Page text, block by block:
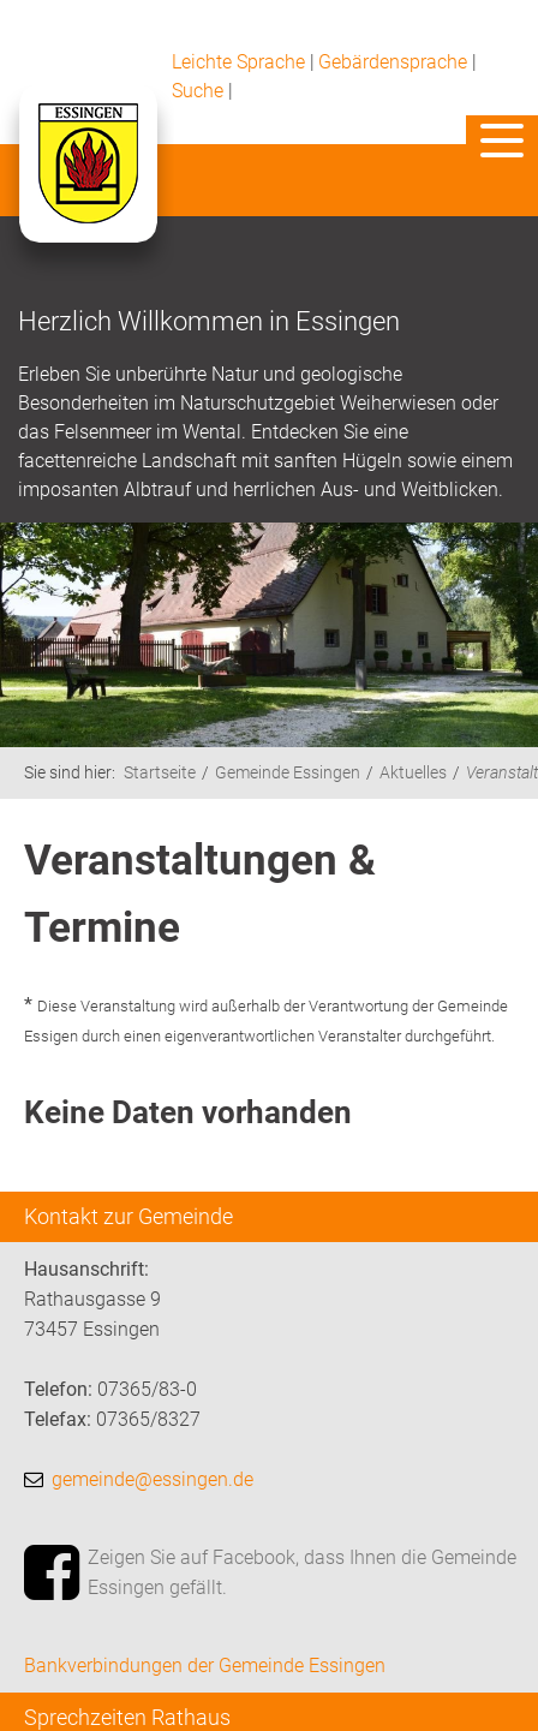
Leichte Sprache | Gebärdensprache |
Suche |
Herzlich Willkommen in Essingen
Erleben Sie unberührte Natur und geologische
Besonderheiten im Naturschutzgebiet Weiherwiesen oder
das Felsenmeer im Wental. Entdecken Sie eine
facettenreiche Landschaft mit sanften Hügeln sowie einem
imposanten Albtrauf und herrlichen Aus- und Weitblicken.
Kontakt zur Gemeinde
Hausanschrift:
Rathausgasse 9
73457 Essingen
Telefon: 07365/83-0
Telefax: 07365/8327
gemeinde@essingen.de
Zeigen Sie auf Facebook, dass Ihnen die Gemeinde
Essingen gefällt.
Bankverbindungen der Gemeinde Essingen
Sprechzeiten Rathaus
Sie sind hier: Startseite Gemeinde Essingen Aktuelles
Veranstaltungen &
Termine
* Diese Veranstaltung wird außerhalb der Verantwortung der Gemeinde
Essigen durch einen eigenverantwortlichen Veranstalter durchgeführt.
Keine Daten vorhanden